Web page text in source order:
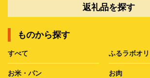
返礼品を探す
ものから探す
すべて ふるラボオ
お米・パン お肉